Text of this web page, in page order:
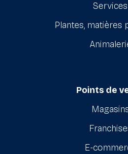
Services
Plantes, matières
Points de
E-